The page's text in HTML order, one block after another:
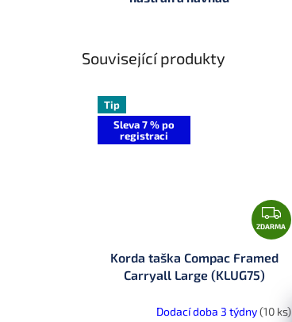
Související produkty
Tip
Sleva 7 % po
registraci
Z
D
A
ZDARMA
Korda taška Compac Framed
Carryall Large (KLUG75)
Dodací doba 3 týdny(10 ks)